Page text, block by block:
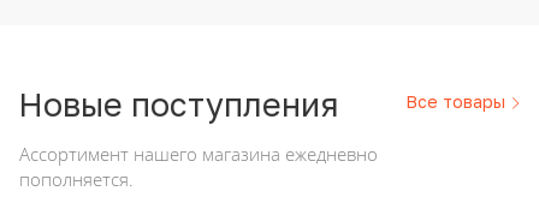
Все товары
Новые поступления
Ассортимент нашего магазина ежедневно
пополняется.